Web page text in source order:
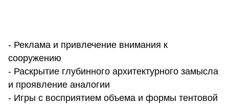
- Реклама и привлечение внимания к
сооружению
- Раскрытие глубинного архитектурного замысла
и проявление аналогии
- Игры с восприятием объема и формы тентовой